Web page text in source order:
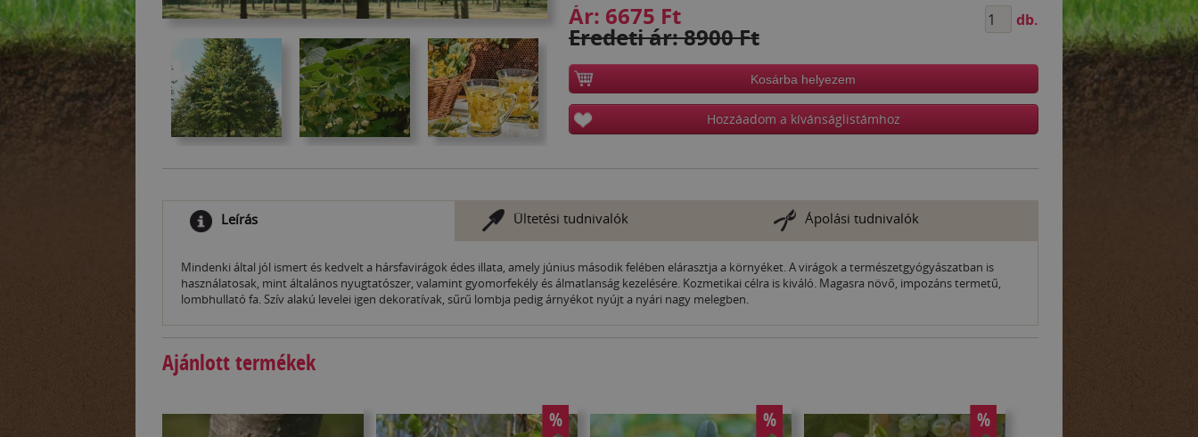
Ár: 6675 Ft
Eredeti ár: 8900 Ft
db.
Kosárba helyezem
Hozzáadom a kívánságlistámhoz
Leírás Ültetési tudnivalók Ápolási tudnivalók
Mindenki által jól ismert és kedvelt a hársfavirágok édes illata, amely június második felében elárasztja a környéket. A virágok a természetgyógyászatban is
használatosak, mint általános nyugtatószer, valamint gyomorfekély és álmatlanság kezelésére. Kozmetikai célra is kiváló. Magasra növő, impozáns termetű,
lombhullató fa. Szív alakú levelei igen dekoratívak, sűrű lombja pedig árnyékot nyújt a nyári nagy melegben.
Ajánlott termékek
% % %